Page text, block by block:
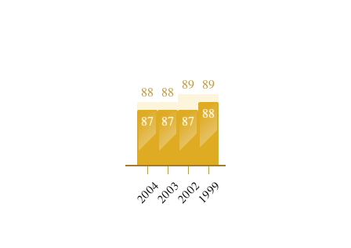
88
87
2004
88
87
2003
89
87
2002
89
88
1999